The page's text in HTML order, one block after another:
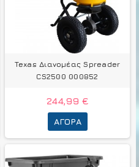
Texas Διανομέας Spreader
CS2500 000852
244,99 €
ΑΓΟΡΆ